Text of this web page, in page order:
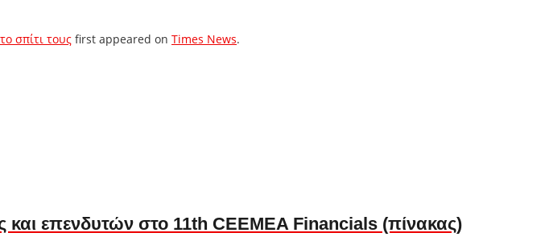
σπίτι τους first appeared on Times News.
επενδυτών στο 11th CEEMEA Financials (πίνακας)